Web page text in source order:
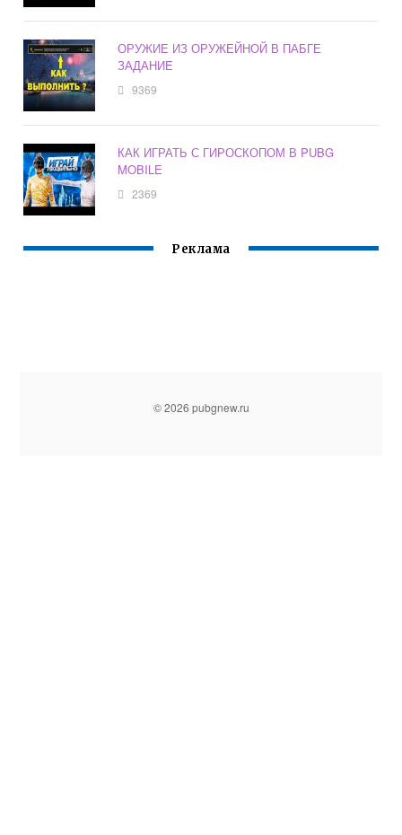
ОРУЖИЕ ИЗ ОРУЖЕЙНОЙ В ПАБГЕ
ЗАДАНИЕ
9369
КАК ИГРАТЬ С ГИРОСКОПОМ В PUBG
MOBILE
2369
Реклама
© 2026 pubgnew.ru